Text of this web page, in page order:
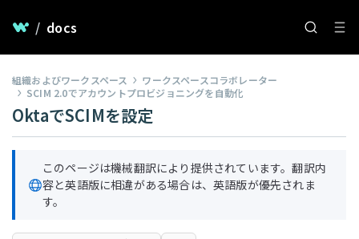
/ docs
組織およびワークスペース
ワークスペースコラボレーター
SCIM 2.0でアカウントプロビジョニングを自動化
OktaでSCIMを設定
このページは機械翻訳により提供されています。翻訳内
容と英語版に相違がある場合は、英語版が優先されま
す。